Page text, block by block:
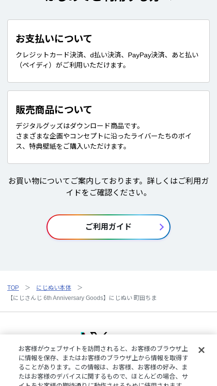
お支払いについて
クレジットカード決済、d払い決済、PayPay決済、あと払い
（ペイディ）がご利用いただけます。
販売商品について
デジタルグッズはダウンロード商品です。
さまざまな企画やコンセプトに沿ったライバーたちのボイ
ス、特典壁紙をご購入いただけます。
お買い物についてご案内しております。詳しくはご利用ガ
イドをご確認ください。
ご利用ガイド
TOP
にじぬい本体
【にじさんじ 6th Anniversary Goods】にじぬい 町田ちま
ご利用規約プライバシーポリシー
特定商取引法に基づく表記
ご利用ガイドよくある質問お問い合わせにじさんじ公式サイト
お客様がウェブサイトを訪問されると、お客様のブラウザ上
に情報を保存、またはお客様のブラウザ上から情報を取得す
ることがあります。この情報は、お客様、お客様の好み、ま
たはお客様のデバイスに関するもので、ほとんどの場合、サ